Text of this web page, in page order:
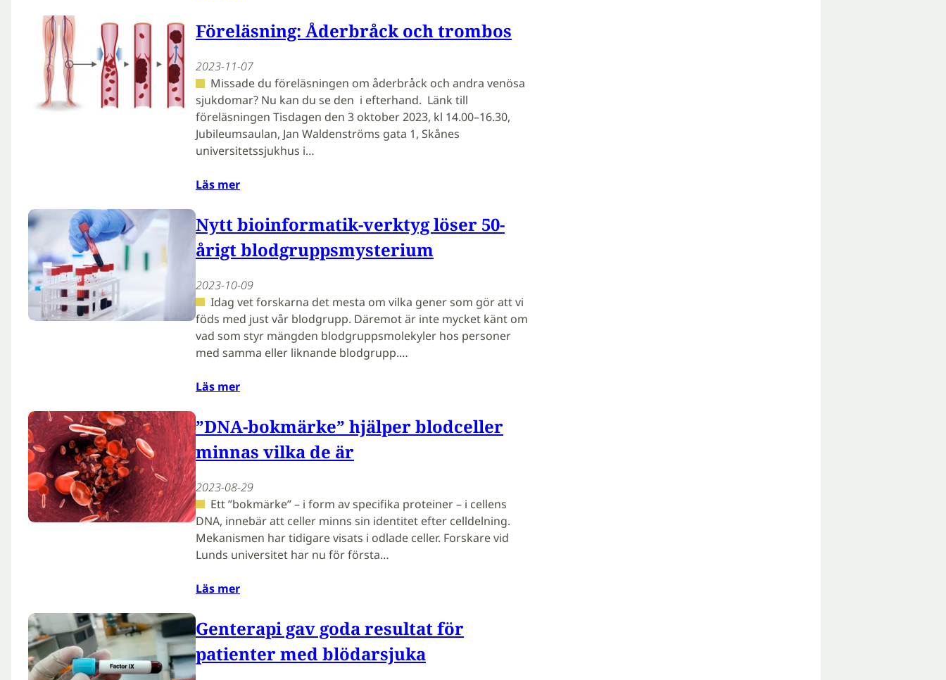
Föreläsning: Åderbråck och trombos
2023-11-07
Missade du föreläsningen om åderbråck och andra venösa
sjukdomar? Nu kan du se den i efterhand. Länk till
föreläsningen Tisdagen den 3 oktober 2023, kl 14.00–16.30,
Jubileumsaulan, Jan Waldenströms gata 1, Skånes
universitetssjukhus i…
Läs mer
Nytt bioinformatik-verktyg löser 50-
årigt blodgruppsmysterium
2023-10-09
Idag vet forskarna det mesta om vilka gener som gör att vi
föds med just vår blodgrupp. Däremot är inte mycket känt om
vad som styr mängden blodgruppsmolekyler hos personer
med samma eller liknande blodgrupp.…
Läs mer
”DNA-bokmärke” hjälper blodceller
minnas vilka de är
2023-08-29
Ett ”bokmärke” – i form av specifika proteiner – i cellens
DNA, innebär att celler minns sin identitet efter celldelning.
Mekanismen har tidigare visats i odlade celler. Forskare vid
Lunds universitet har nu för första…
Läs mer
Genterapi gav goda resultat för
patienter med blödarsjuka